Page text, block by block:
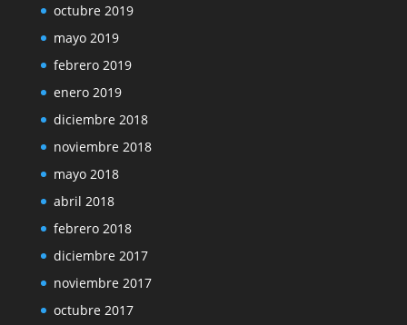
octubre 2019
mayo 2019
febrero 2019
enero 2019
diciembre 2018
noviembre 2018
mayo 2018
abril 2018
febrero 2018
diciembre 2017
noviembre 2017
octubre 2017